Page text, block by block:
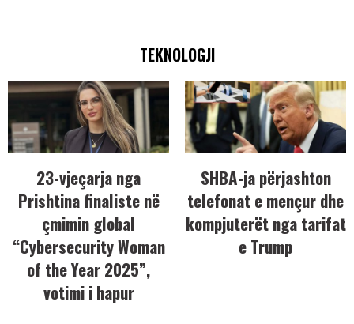
TEKNOLOGJI
23-vjeçarja nga
Prishtina finaliste në
çmimin global
“Cybersecurity Woman
of the Year 2025”,
votimi i hapur
SHBA-ja përjashton
telefonat e mençur dhe
kompjuterët nga tarifat
e Trump